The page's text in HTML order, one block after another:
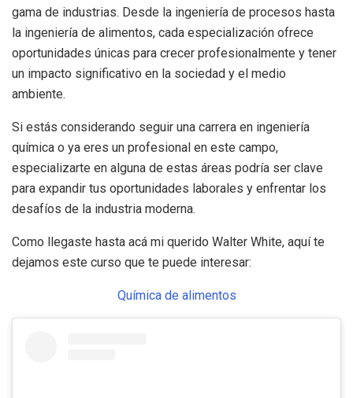
gama de industrias. Desde la ingeniería de procesos hasta
la ingeniería de alimentos, cada especialización ofrece
oportunidades únicas para crecer profesionalmente y tener
un impacto significativo en la sociedad y el medio
ambiente.
Si estás considerando seguir una carrera en ingeniería
química o ya eres un profesional en este campo,
especializarte en alguna de estas áreas podría ser clave
para expandir tus oportunidades laborales y enfrentar los
desafíos de la industria moderna.
Como llegaste hasta acá mi querido Walter White, aquí te
dejamos este curso que te puede interesar:
Química de alimentos